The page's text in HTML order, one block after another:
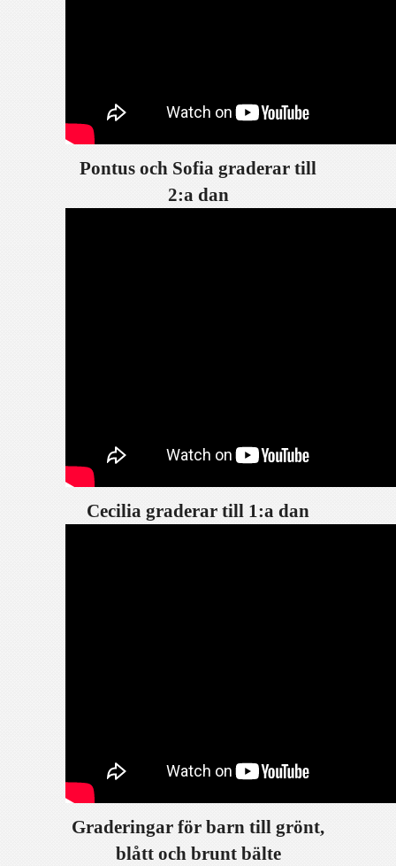
Pontus och Sofia graderar till
2:a dan
Cecilia graderar till 1:a dan
Graderingar för barn till grönt,
blått och brunt bälte